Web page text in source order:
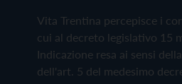
Vita Trentina percepisce i
cui al decreto legislativo 15
Indicazione resa ai sensi
dell'art. 5 del medesimo